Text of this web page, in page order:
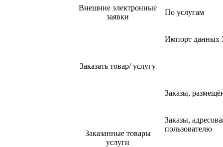
Внешние электронные
заявки
По услугам
Импорт данных
Заказать товар/ услугу
Заказанные товары
услуги
Заказы,
Заказы,
пользователю